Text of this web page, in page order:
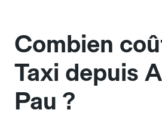
Combien
Taxi depuis
Pau ?